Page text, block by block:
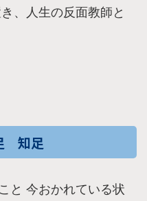
、人生の反面教師と
知足
と 今おかれている状